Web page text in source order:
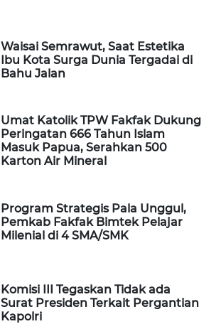
Waisai Semrawut, Saat Estetika
Ibu Kota Surga Dunia Tergadai di
Bahu Jalan
Umat Katolik TPW Fakfak Dukung
Peringatan 666 Tahun Islam
Masuk Papua, Serahkan 500
Karton Air Mineral
Program Strategis Pala Unggul,
Pemkab Fakfak Bimtek Pelajar
Milenial di 4 SMA/SMK
Komisi III Tegaskan Tidak ada
Surat Presiden Terkait Pergantian
Kapolri